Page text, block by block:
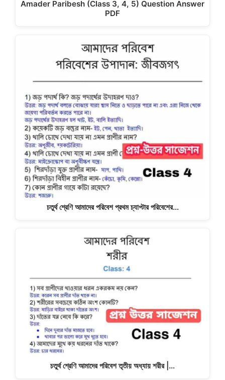
Amader Paribesh (Class 3, 4, 5) Question Answer
PDF
চতুর্থ শ্রেণি আমাদের পরিবেশ প্রথম চ্যাপ্টার পরিবেশের…
চতুর্থ শ্রেণি আমাদের পরিবেশ তৃতীয় অধ্যায় শরীর |…